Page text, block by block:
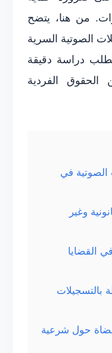
من هنا، يتضح
الصوتية السرية
دراسة دقيقة
الحقوق الفردية
الصوتية في
وغير
القضايا
بالتسجيلات
حول شرعية